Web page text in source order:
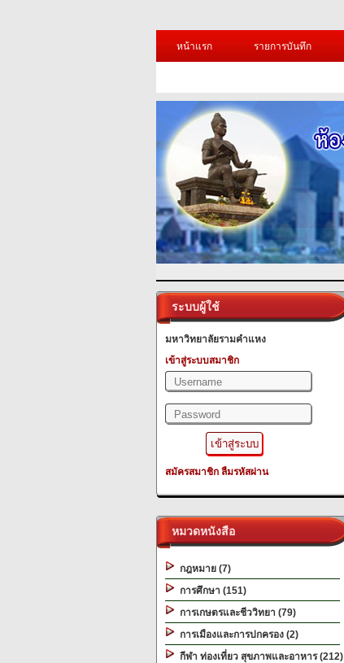
หน้าแรก
รายการบันทึก
ระบบผู้ใช้
มหาวิทยาลัยรามคำแหง
เข้าสู่ระบบสมาชิก
สมัครสมาชิก ลืมรหัสผ่าน
หมวดหนังสือ
กฎหมาย (7)
การศึกษา (151)
การเกษตรและชีววิทยา (79)
การเมืองและการปกครอง (2)
กีฬา ท่องเที่ยว สุขภาพและอาหาร (212)